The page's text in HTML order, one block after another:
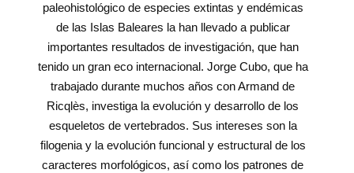
paleohistológico de especies extintas y endémicas
de las Islas Baleares la han llevado a publicar
importantes resultados de investigación, que han
tenido un gran eco internacional. Jorge Cubo, que ha
trabajado durante muchos años con Armand de
Ricqlès, investiga la evolución y desarrollo de los
esqueletos de vertebrados. Sus intereses son la
filogenia y la evolución funcional y estructural de los
caracteres morfológicos, así como los patrones de